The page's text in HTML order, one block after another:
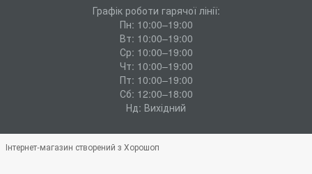
Графік роботи гарячої лінії:
Пн: 10:00–19:00
Вт: 10:00–19:00
Ср: 10:00–19:00
Чт: 10:00–19:00
Пт: 10:00–19:00
Сб: 12:00–18:00
Нд: Вихідний
Інтернет-магазин створений з Хорошоп